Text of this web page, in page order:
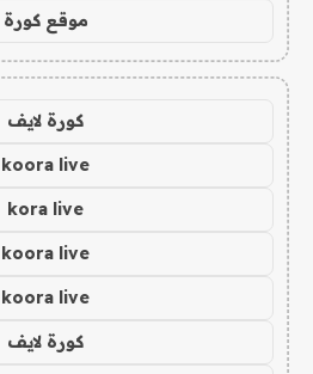
موقع كورة
كورة لايف
koora live
kora live
koora live
koora live
كورة لايف